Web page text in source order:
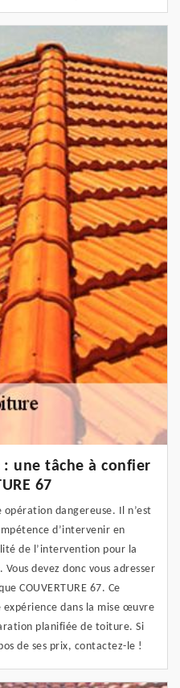
une tâche à confier
67
dangereuse. Il n’est
d’intervenir en
de l’intervention pour la
devez donc vous adresser
COUVERTURE 67. Ce
expérience dans la mise œuvre
planifiée de toiture. Si
de ses prix, contactez-le !